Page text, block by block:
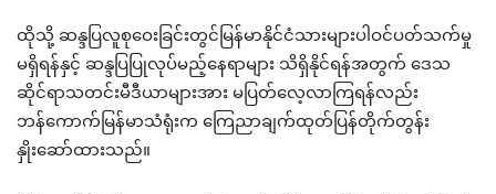
ထိုသို့ ဆန္ဒပြလူစုဝေးခြင်းတွင်မြန်မာနိုင်ငံသားများပါဝင်ပတ်သက်မှု
မရှိရန်နှင့် ဆန္ဒပြပြုလုပ်မည့်နေရာများ သိရှိနိုင်ရန်အတွက် ဒေသ
ဆိုင်ရာသတင်းမီဒီယာများအား မပြတ်လေ့လာကြရန်လည်း
ဘန်ကောက်မြန်မာသံရုံးက ကြေညာချက်ထုတ်ပြန်တိုက်တွန်း
နှိုးဆော်ထားသည်။